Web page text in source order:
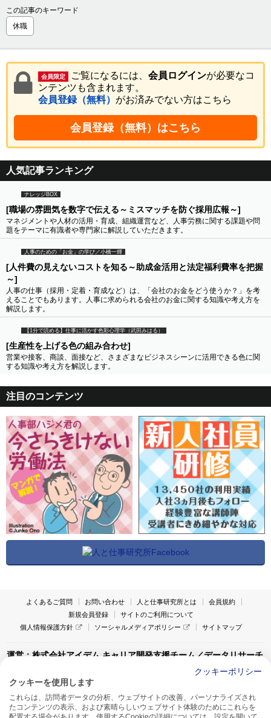
この記事のキーワード
休職
会員限定 ご覧になるには、 会員ログインが必要なコ
ンテンツも含まれます。
会員登録（無料） がお済みでない方はこちら
会員登録（無料）はこちら
人気記事ランキング
ナレッジBOX
[職場の雰囲気を数字で伝える～ミスマッチを防ぐ採用広報～]
マネジメントや人材の活用・育成、組織運営など、人事労務に関する課題や問
題をテーマに有識者や専門家に解説していただきます。
人事のための「お金」の学び／小橋一輝
[人件費の見えないコストを知る～助成金活用と法定福利費率を把握
～]
人事の仕事（採用・定着・育成など）は、「会社のお金をどう使うか？」を考
えることでもあります。人事に求められる会社のお金に関する知識や考え方を
解説します。
【1分で読める】仕事に活かす色彩心理学（武田みはる）
[生産性を上げる色の組み合わせ]
営業や接客、商談、面接など、さまざまなビジネスシーンに活用できる色に関
する知識や考え方を解説します。
注目のコンテンツ
よくあるご質問 お問い合わせ 人と仕事研究所とは
会員規約
新規会員登録
サイトのご利用について
個人情報保護方針
ソーシャルメディアポリシー サイトマップ
運営：株式会社アイデム キャリア開発支援チーム／データリサーチ
〒160-0022 東京都新宿区新宿1-4-10
アイデム本社ビル TEL:03-5269-6020
〒550-0005 大阪府大阪市西区西本町1-13-43
クッキーポリシー
クッキーを使用します
これらは、訪問者データの分析、ウェブサイトの改善、パーソナライズされ
たコンテンツの表示、および素晴らしいウェブサイト体験のためにこれらを